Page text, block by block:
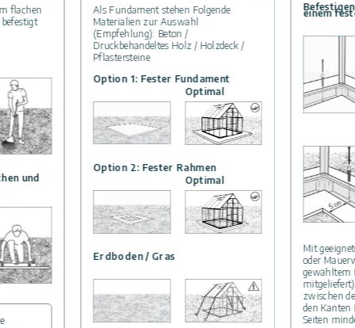
flachen
und
Als Fundament stehen Folgende
Materialien zur Auswahl
(Empfehlung): Beton /
Druckbehandeltes Holz / Holzdeck /
Pflastersteine
Option 1: Fester Fundament
Optimal
Option 2: Fester Rahmen
Optimal
Erdboden / Gras
einem
Mit
oder
gewähltem
zwischen
den
Seiten